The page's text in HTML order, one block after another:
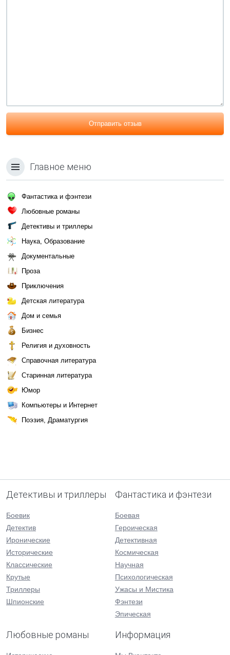
Отправить отзыв
Главное меню
Фантастика и фэнтези
Любовные романы
Детективы и триллеры
Наука, Образование
Документальные
Проза
Приключения
Детская литература
Дом и семья
Бизнес
Религия и духовность
Справочная литература
Старинная литература
Юмор
Компьютеры и Интернет
Поэзия, Драматургия
Детективы и триллеры
Боевик
Детектив
Иронические
Исторические
Классические
Крутые
Триллеры
Шпионские
Фантастика и фэнтези
Боевая
Героическая
Детективная
Космическая
Научная
Психологическая
Ужасы и Мистика
Фэнтези
Эпическая
Любовные романы Информация